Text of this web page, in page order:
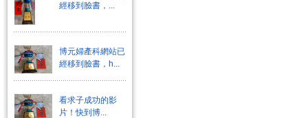
經移到臉書，...
博元婦產科網站已
經移到臉書，h...
看求子成功的影
片！快到博...